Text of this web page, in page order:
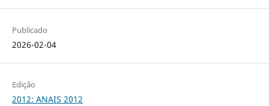
Publicado
2026-02-04
Edição
2012: ANAIS 2012